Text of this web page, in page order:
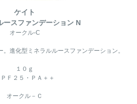
ケイト
ースファンデーション N
オークル-C
進化型ミネラルルースファンデーション。
１０ｇ
ＰＦ２５・ＰＡ＋＋
オークル－Ｃ